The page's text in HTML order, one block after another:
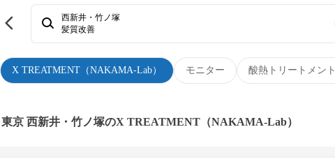
X TREATMENT（NAKAMA-Lab） モニター 酸熱トリートメント
西新井・竹ノ塚
髪質改善
東京 西新井・竹ノ塚のX TREATMENT（NAKAMA-Lab）